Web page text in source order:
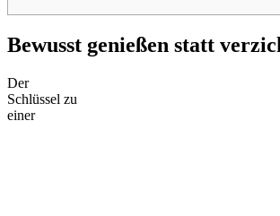
Bewusst genießen statt
Der
Schlüssel zu
einer